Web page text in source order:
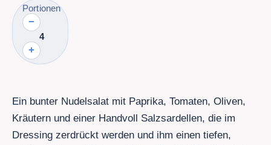
Portionen
−
4
+
Ein bunter Nudelsalat mit Paprika, Tomaten, Oliven,
Kräutern und einer Handvoll Salzsardellen, die im
Dressing zerdrückt werden und ihm einen tiefen,